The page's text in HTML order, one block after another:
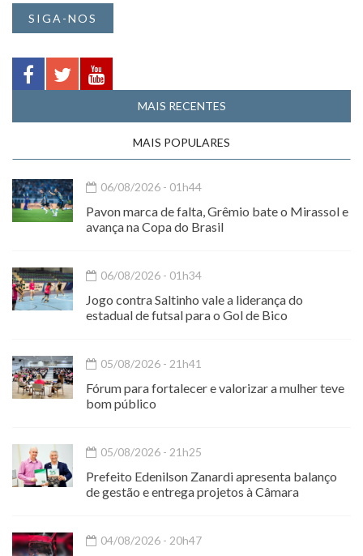
SIGA-NOS
MAIS RECENTES
MAIS POPULARES
06/08/2026 - 01h44
Pavon marca de falta, Grêmio bate o Mirassol e
avança na Copa do Brasil
06/08/2026 - 01h34
Jogo contra Saltinho vale a liderança do
estadual de futsal para o Gol de Bico
05/08/2026 - 21h41
Fórum para fortalecer e valorizar a mulher teve
bom público
05/08/2026 - 21h25
Prefeito Edenilson Zanardi apresenta balanço
de gestão e entrega projetos à Câmara
04/08/2026 - 20h47